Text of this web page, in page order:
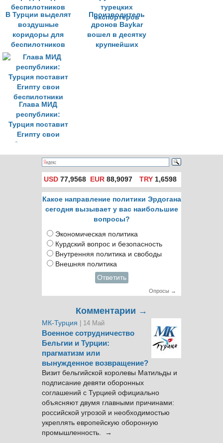
В Турции выделят
воздушные
коридоры для
беспилотников
Производитель
дронов Baykar
вошел в десятку
крупнейших
Глава МИД
республики:
Турция поставит
Египту свои
беспилотники
USD 77,9568 EUR 88,9097 TRY1,6598
Какое направление политики Эрдогана
сегодня вызывает у вас наибольшие
вопросы?
Экономическая политика
Курдский вопрос и безопасность
Внутренняя политика и свободы
Внешняя политика
Ответить
Опросы →
Комментарии →
МК-Турция | 14 Май
Военное сотрудничество
Бельгии и Турции:
прагматизм или
вынужденное возвращение?
Визит бельгийской королевы Матильды и
подписание девяти оборонных
соглашений с Турцией официально
объясняют двумя главными причинами:
российской угрозой и необходимостью
укреплять европейскую оборонную
промышленность. →